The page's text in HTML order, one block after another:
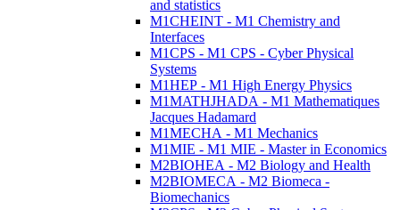
and statistics
M1CHEINT - M1 Chemistry and
Interfaces
M1CPS - M1 CPS - Cyber Physical
Systems
M1HEP - M1 High Energy Physics
M1MATHJHADA - M1 Mathematiques
Jacques Hadamard
M1MECHA - M1 Mechanics
M1MIE - M1 MIE - Master in Economics
M2BIOHEA - M2 Biology and Health
M2BIOMECA - M2 Biomeca -
Biomechanics